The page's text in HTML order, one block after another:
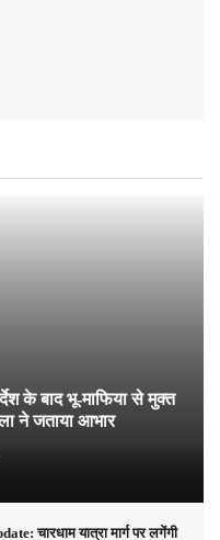
के बाद भू-माफिया से मुक्त
ने जताया आभार
चारधाम यात्रा मार्ग पर लगेंगी